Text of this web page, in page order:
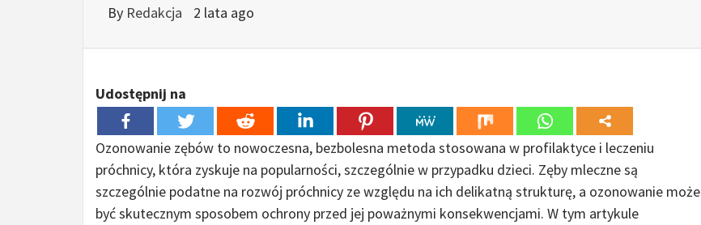
By Redakcja 2 lata ago
Udostępnij na
Ozonowanie zębów to nowoczesna, bezbolesna metoda stosowana w profilaktyce i leczeniu
próchnicy, która zyskuje na popularności, szczególnie w przypadku dzieci. Zęby mleczne są
szczególnie podatne na rozwój próchnicy ze względu na ich delikatną strukturę, a ozonowanie może
być skutecznym sposobem ochrony przed jej poważnymi konsekwencjami. W tym artykule